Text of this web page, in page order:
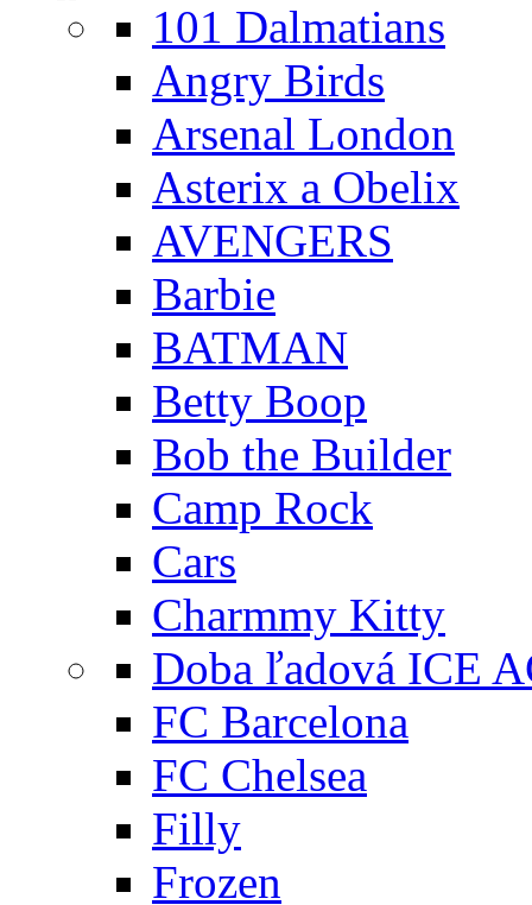
101 Dalmatians
Angry Birds
Arsenal London
Asterix a Obelix
AVENGERS
Barbie
BATMAN
Betty Boop
Bob the Builder
Camp Rock
Cars
Charmmy Kitty
Doba ľadová ICE
FC Barcelona
FC Chelsea
Filly
Frozen